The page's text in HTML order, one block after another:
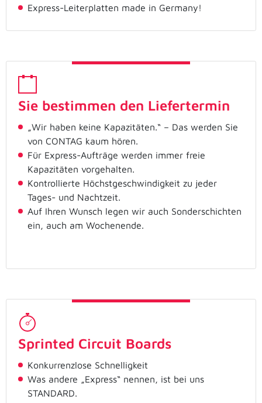
Express-Leiterplatten made in Germany!
Sie bestimmen den Liefertermin
„Wir haben keine Kapazitäten.“ – Das werden Sie
von CONTAG kaum hören.
Für Express-Aufträge werden immer freie
Kapazitäten vorgehalten.
Kontrollierte Höchstgeschwindigkeit zu jeder
Tages- und Nachtzeit.
Auf Ihren Wunsch legen wir auch Sonderschichten
ein, auch am Wochenende.
Sprinted Circuit Boards
Konkurrenzlose Schnelligkeit
Was andere „Express“ nennen, ist bei uns
STANDARD.